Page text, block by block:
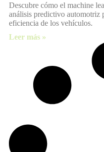
Descubre cómo el machine
análisis predictivo automotriz
eficiencia de los vehículos.
Leer más »